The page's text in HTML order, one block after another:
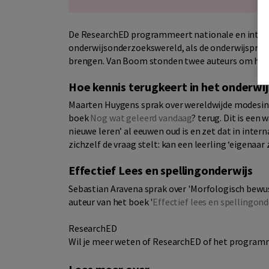
De ResearchED programmeert nationale en
onderwijsonderzoekswereld, als de
brengen. Van Boom stonden twee auteurs om
Hoe kennis terugkeert in het
Maarten Huygens sprak over wereldwijde
boek Nog wat geleerd vandaag? terug. Dit is een
nieuwe leren’ al eeuwen oud is en zet dat in
zichzelf de vraag stelt: kan een leerling
Effectief Lees en spellingonderwijs
Sebastian Aravena sprak over 'Morfologisch
auteur van het boek 'Effectief lees en
ResearchED
Wil je meer weten of ResearchED of het